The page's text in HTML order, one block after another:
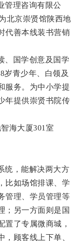
管理咨询有限公
北京崇贤馆陕西地
代善本线装书营销
、国学创意及国学
岁青少年、白领及
服务。为中小学提
年提供崇贤书院传
海大厦301室
统，能解决两大方
比如场馆排课、学
管理、学员管理等
；另一方面则是国
置了专属微商城，
顾客线上下单、